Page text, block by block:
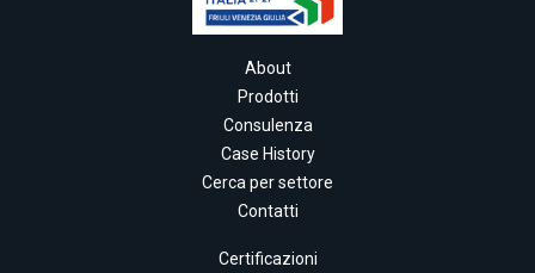
About
Prodotti
Consulenza
Case History
Cerca per settore
Contatti
Certificazioni